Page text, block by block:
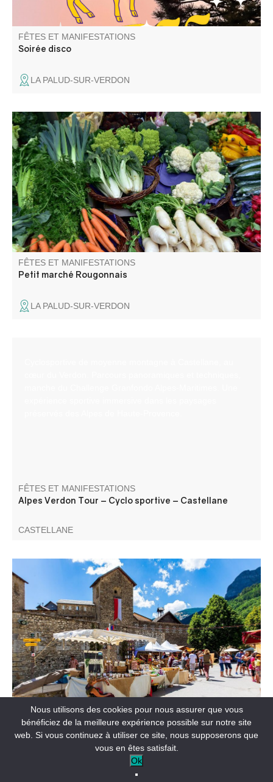
FÊTES ET MANIFESTATIONS
Soirée disco
LA PALUD-SUR-VERDON
Venez découvrir les saveurs de notre terroir !
FÊTES ET MANIFESTATIONS
Petit marché Rougonnais
LA PALUD-SUR-VERDON
FÊTES ET MANIFESTATIONS
Alpes Verdon Tour – Cyclo sportive – Castellane
CASTELLANE
Saveurs, senteurs, bijoux, travail du bois, du cuir,
instruments de musique... Une soixantaine d'exposants
présentent des créations originales et artisanales.
FÊTES ET MANIFESTATIONS
30ème Marché médiéval
Nous utilisons des cookies pour nous assurer que vous
bénéficiez de la meilleure expérience possible sur notre site
web. Si vous continuez à utiliser ce site, nous supposerons que
vous en êtes satisfait.
Ok